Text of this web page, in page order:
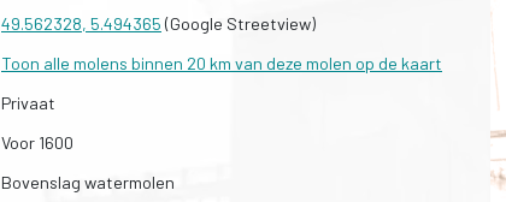
49.562328, 5.494365 (Google Streetview)
Toon alle molens binnen 20 km van deze molen op de kaart
Privaat
Voor 1600
Bovenslag watermolen